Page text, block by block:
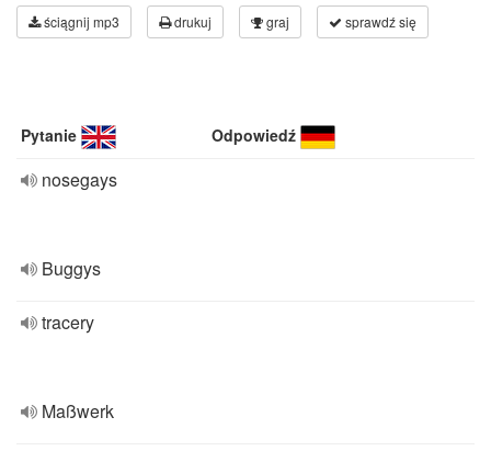
ściągnij mp3 drukuj graj sprawdź się
Pytanie Odpowiedź
nosegays
Buggys
tracery
Maßwerk